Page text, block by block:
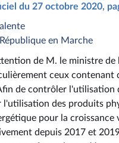
du 27 octobre 2020,
en Marche
de M. le ministre
ceux contenant
de contrôler
l'utilisation des produits
pour la
depuis 2017 et